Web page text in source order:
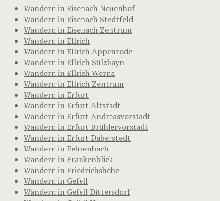
Wandern in Eisenach Neuenhof
Wandern in Eisenach Stedtfeld
Wandern in Eisenach Zentrum
Wandern in Ellrich
Wandern in Ellrich Appenrode
Wandern in Ellrich Sülzhayn
Wandern in Ellrich Werna
Wandern in Ellrich Zentrum
Wandern in Erfurt
Wandern in Erfurt Altstadt
Wandern in Erfurt Andreasvorstadt
Wandern in Erfurt Brühlervorstadt
Wandern in Erfurt Daberstedt
Wandern in Fehrenbach
Wandern in Frankenblick
Wandern in Friedrichshöhe
Wandern in Gefell
Wandern in Gefell Dittersdorf